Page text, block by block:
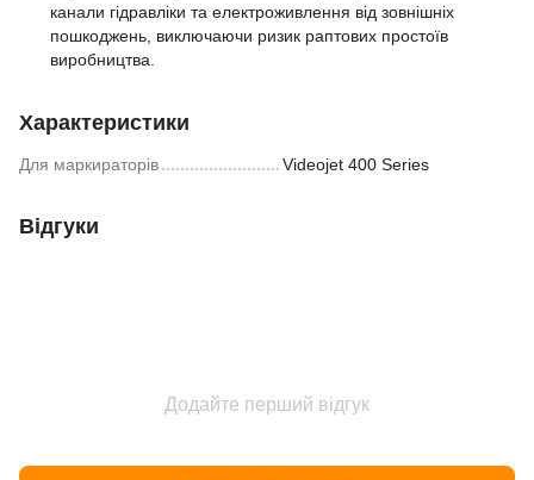
канали гідравліки та електроживлення від зовнішніх
пошкоджень, виключаючи ризик раптових простоїв
виробництва.
Характеристики
Для маркираторів Videojet 400 Series
Відгуки
Додайте перший відгук